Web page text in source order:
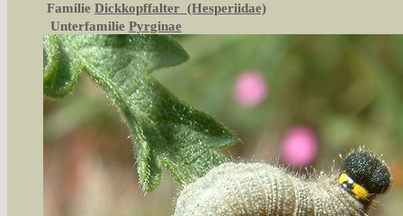
Familie Dickkopffalter (Hesperiidae)
Unterfamilie Pyrginae